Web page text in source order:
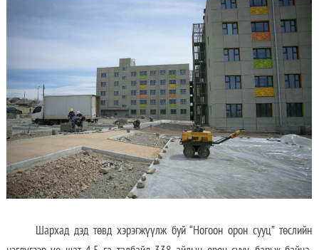
Шархад дэд төвд хэрэгжүүлж буй “Ногоон орон сууц” төслийн